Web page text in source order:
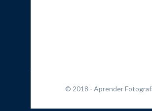
© 2018 - Aprender